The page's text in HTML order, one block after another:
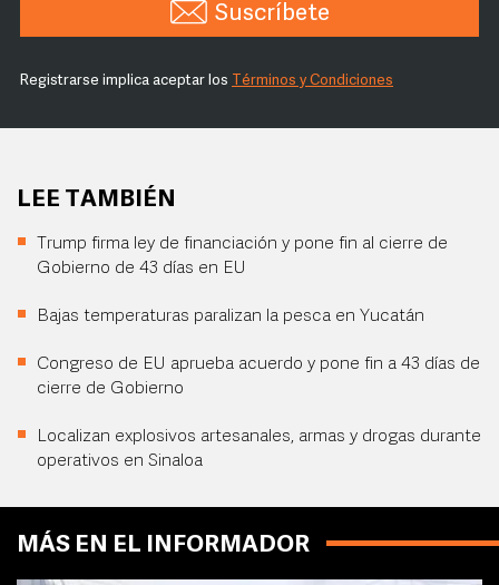
Suscríbete
Registrarse implica aceptar los Términos y Condiciones
LEE TAMBIÉN
Trump firma ley de financiación y pone fin al cierre de
Gobierno de 43 días en EU
Bajas temperaturas paralizan la pesca en Yucatán
Congreso de EU aprueba acuerdo y pone fin a 43 días de
cierre de Gobierno
Localizan explosivos artesanales, armas y drogas durante
operativos en Sinaloa
MÁS EN EL INFORMADOR